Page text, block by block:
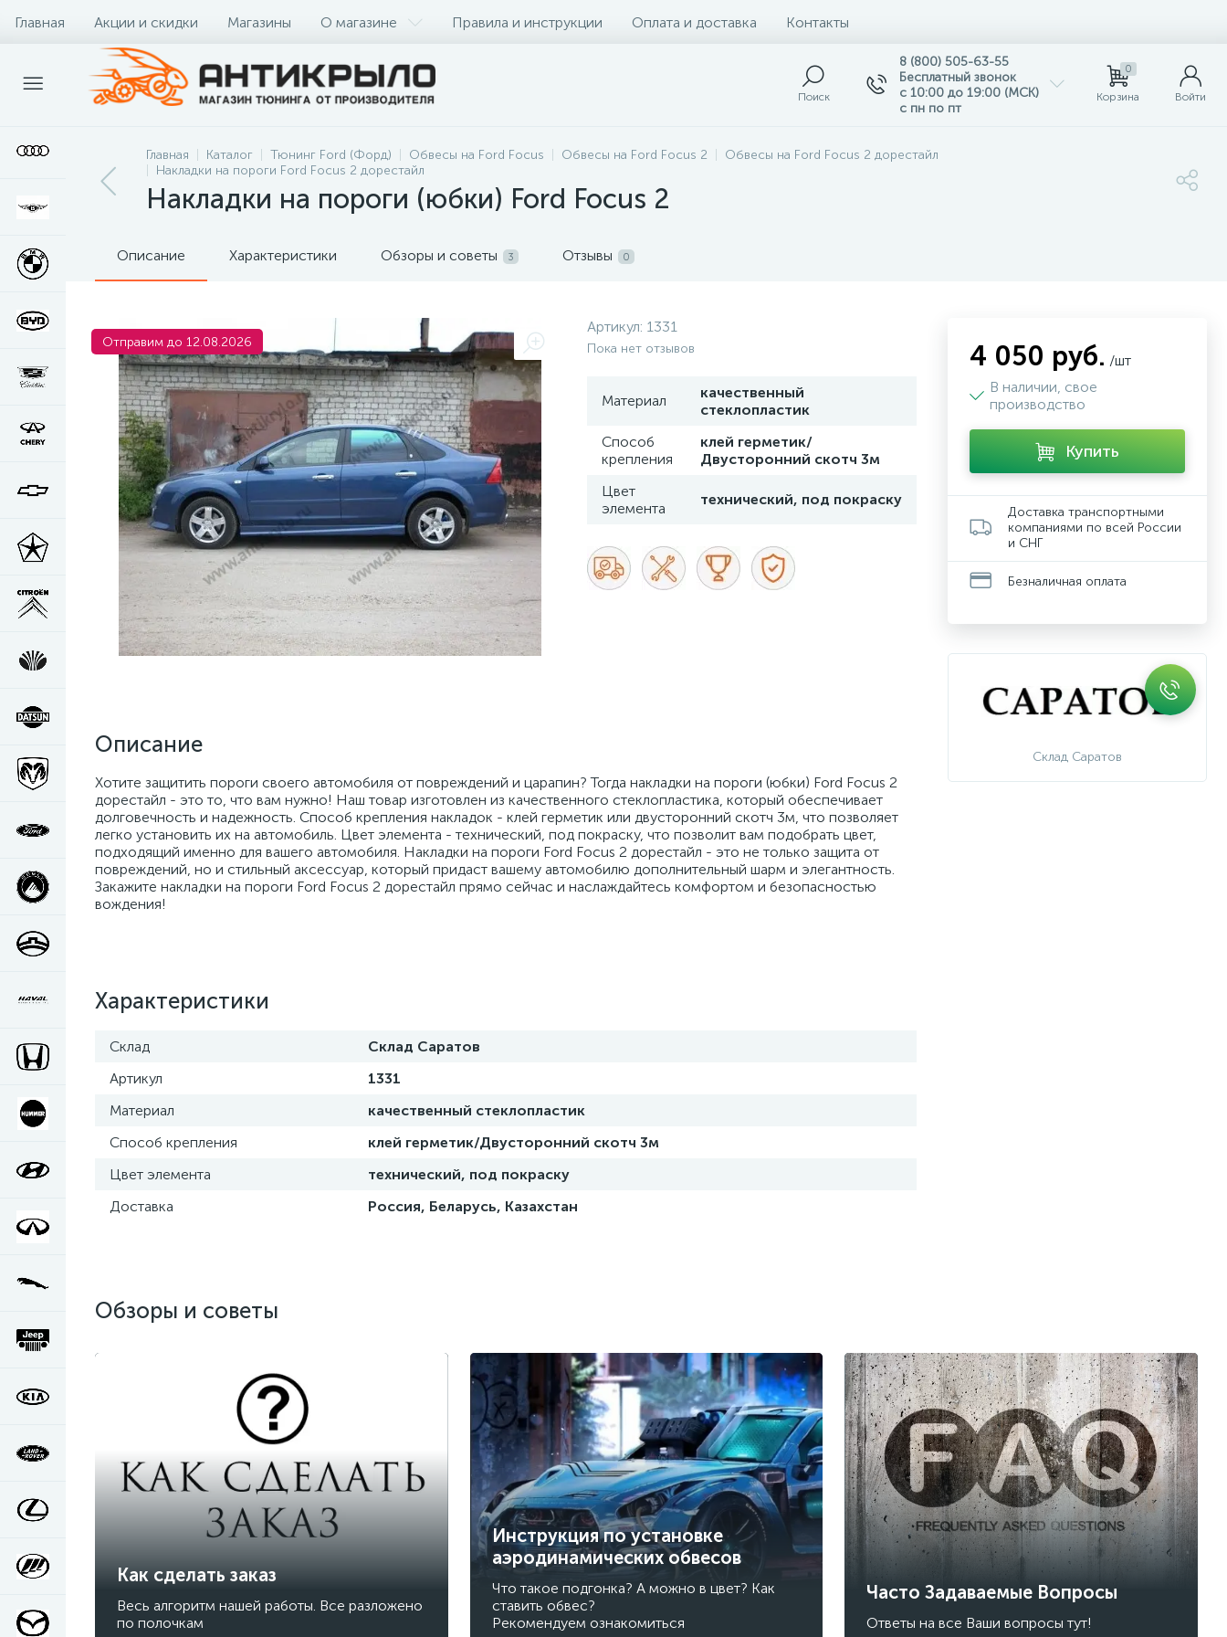
Главная Акции и скидки Магазины О магазине Правила и инструкции Оплата и доставка Контакты
Поиск
8 (800) 505-63-55
Бесплатный звонок
с 10:00 до 19:00 (МСК)
с пн по пт
0
Корзина Войти
Главная Каталог Тюнинг Ford (Форд) Обвесы на Ford Focus Обвесы на Ford Focus 2
Обвесы на Ford Focus 2 дорестайл
Накладки на пороги Ford Focus 2 дорестайл
Накладки на пороги (юбки) Ford Focus 2
Описание Характеристики Обзоры и советы 3 Отзывы 0
Отправим до 12.08.2026
Артикул: 1331
Пока нет отзывов
Материал
качественный
стеклопластик
Способ
крепления
клей герметик/
Двусторонний скотч 3м
Цвет
элемента
технический, под покраску
Описание
Хотите защитить пороги своего автомобиля от повреждений и царапин? Тогда накладки на пороги (юбки) Ford Focus 2
дорестайл - это то, что вам нужно! Наш товар изготовлен из качественного стеклопластика, который обеспечивает
долговечность и надежность. Способ крепления накладок - клей герметик или двусторонний скотч 3м, что позволяет
легко установить их на автомобиль. Цвет элемента - технический, под покраску, что позволит вам подобрать цвет,
подходящий именно для вашего автомобиля. Накладки на пороги Ford Focus 2 дорестайл - это не только защита от
повреждений, но и стильный аксессуар, который придаст вашему автомобилю дополнительный шарм и элегантность.
Закажите накладки на пороги Ford Focus 2 дорестайл прямо сейчас и наслаждайтесь комфортом и безопасностью
вождения!
Характеристики
Склад
Склад Саратов
Артикул
1331
Материал
качественный стеклопластик
Способ крепления
клей герметик/Двусторонний скотч 3м
Цвет элемента
технический, под покраску
Доставка
Россия, Беларусь, Казахстан
4 050 руб. /шт
В наличии, свое
производство
Купить
Доставка транспортными
компаниями по всей России
и СНГ
Безналичная оплата
Склад Саратов
Обзоры и советы
Как сделать заказ
Весь алгоритм нашей работы. Все разложено
по полочкам
Инструкция по установке
аэродинамических обвесов
Что такое подгонка? А можно в цвет? Как
ставить обвес?
Рекомендуем ознакомиться
Часто Задаваемые Вопросы
Ответы на все Ваши вопросы тут!